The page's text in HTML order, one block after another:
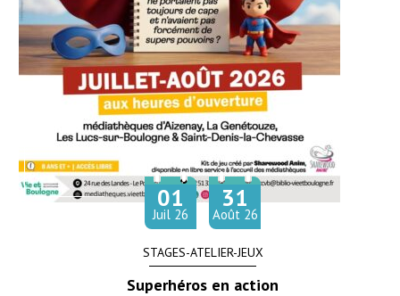
STAGES-ATELIER-JEUX
Superhéros en action
Du 01
Juil let
26
au 31
Août 26